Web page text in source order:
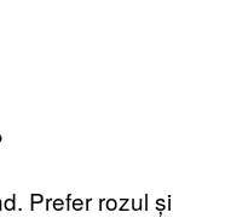
Prefer rozul și